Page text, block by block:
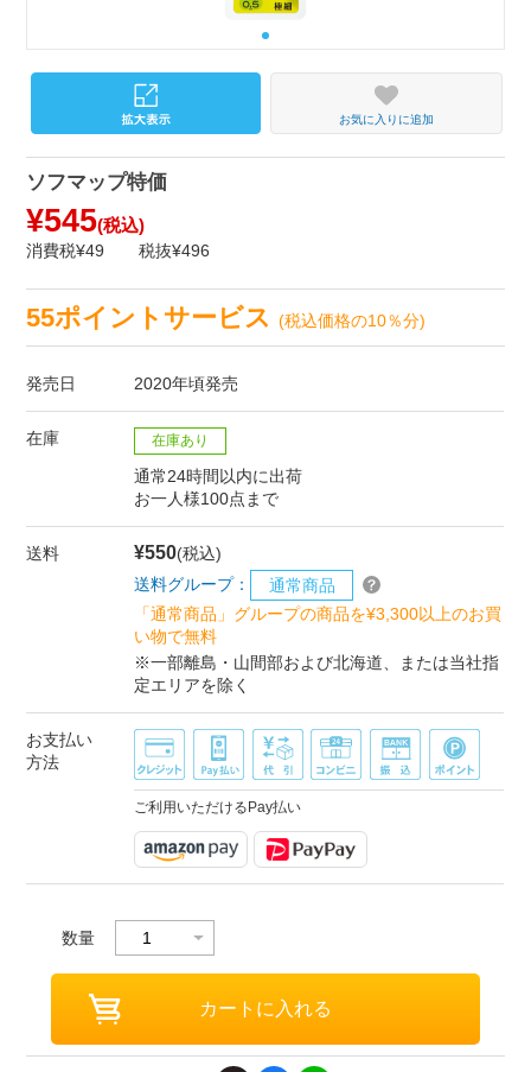
お気に入りに追加
ソフマップ特価
¥545(税込)
消費税¥49 税抜¥496
55ポイントサービス(税込価格の10％分)
発売日 2020年頃発売
在庫 在庫あり
通常24時間以内に出荷
お一人様100点まで
送料 ¥550(税込)
送料グループ：
通常商品
「通常商品」グループの商品を¥3,300以上のお買
い物で無料
※一部離島・山間部および北海道、または当社指
定エリアを除く
お支払い
方法
ご利用いただけるPay払い
数量